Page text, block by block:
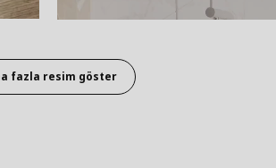
fazla resim göster